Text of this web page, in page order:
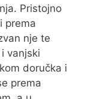
Pristojno
prema
nje te
vanjski
doručka i
prema